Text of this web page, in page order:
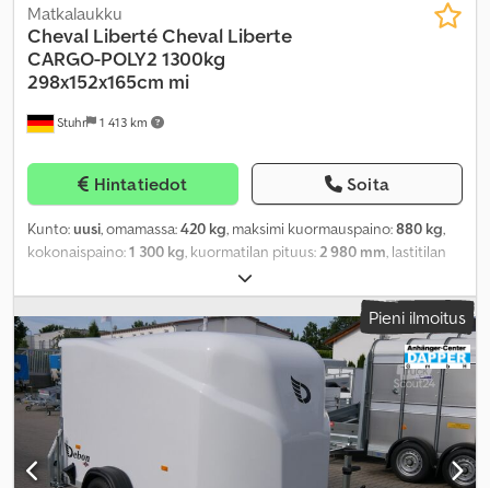
Stuhr 1 413 km
Matkalaukku
Cheval LibertéCheval Liberte
CARGO-POLY2 1300kg
298x152x165cm mi
Hintatiedot Soita
Kunto:uusi, omamassa:420 kg, maksimi kuormauspaino:880 kg,
kokonaispaino:1 300 kg, kuormatilan pituus:2 980 mm, lastitilan
, kuormatilan korkeus:
165r13c,
Pieni ilmoitus